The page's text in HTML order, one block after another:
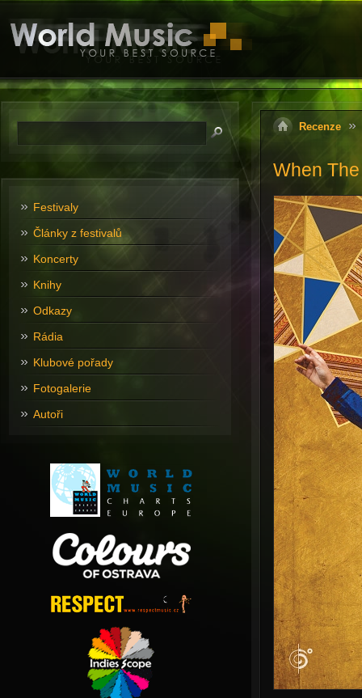
Recenze
When
Festivaly
Články z festivalů
Koncerty
Knihy
Odkazy
Rádia
Klubové pořady
Fotogalerie
Autoři